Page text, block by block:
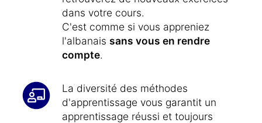
dans votre cours.
C'est comme si vous appreniez
l'albanais sans vous en rendre
compte.
La diversité des méthodes
d'apprentissage vous garantit un
apprentissage réussi et toujours